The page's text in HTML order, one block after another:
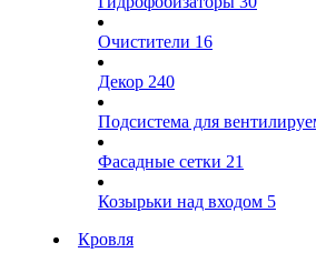
Очистители 16
Декор 240
Подсистема для
Фасадные сетки 21
Козырьки над входом 5
Кровля